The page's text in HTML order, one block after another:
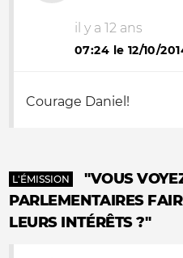
il y a 12 ans
07:24 le 12/10/
Courage Daniel!
L'ÉMISSION
"VOUS
PARLEMENTAIRES
LEURS INTÉRÊTS ?"